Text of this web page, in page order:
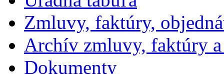
Zmluvy, faktúry,
Archív zmluvy, faktúry
Dokumenty